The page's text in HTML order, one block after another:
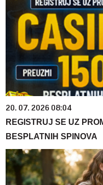
20. 07. 2026 08:04
REGISTRUJ SE UZ
BESPLATNIH SPINOVA